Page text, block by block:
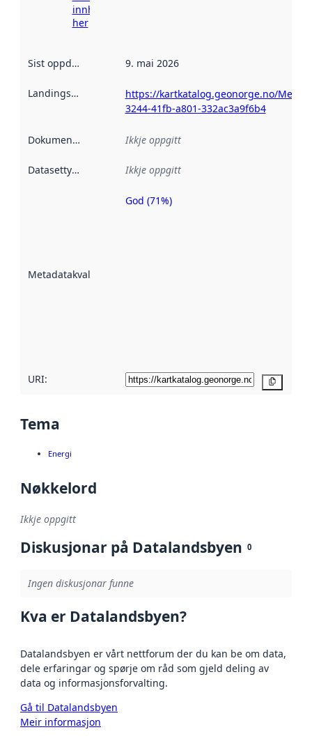
innhenting
her
Sist oppdatert 9. mai 2026
Landingsside
https://kartkatalog.geonorge.no/
3244-41fb-a801-332ac3a9f6b4
Dokumentasjon Ikkje oppgitt
Datasettype Ikkje oppgitt
Metadatakvalitet
Metadatakvalitet
God (71%)
URI:
Tema
Energi
Nøkkelord
Ikkje oppgitt
Diskusjonar på Datalandsbyen 0
Ingen diskusjonar funne
Kva er Datalandsbyen?
Datalandsbyen er vårt nettforum der du kan be om data,
dele erfaringar og spørje om råd som gjeld deling av
data og informasjonsforvalting.
Gå til Datalandsbyen
Meir informasjon